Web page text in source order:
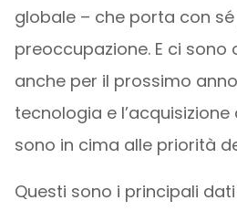
globale – che porta con
preoccupazione. E ci
anche per il prossimo
tecnologia e l’acquisizione
sono in cima alle priorità
Questi sono i principali